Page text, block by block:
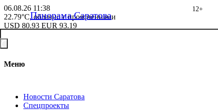
06.08.26 11:38
22.79°C, облачно с прояснениями
USD 80.93 EUR 93.19
Меню
Новости Саратова
Спецпроекты
Панорама Саратова
12+